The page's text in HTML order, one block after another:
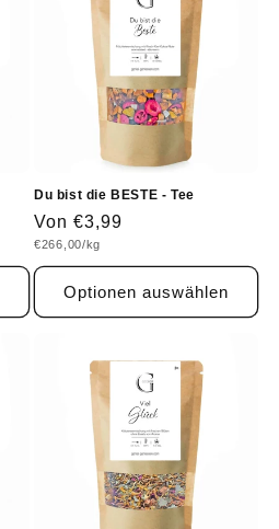
Du bist die BESTE - Tee
Normaler
Preis
Von €3,99
Grundpreis
€266,00/kg
Optionen auswählen